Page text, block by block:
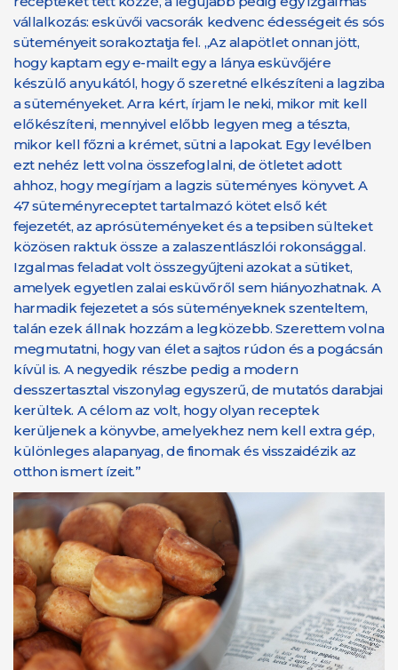
vállalkozás: esküvői vacsorák kedvenc édességeit és sós
süteményeit sorakoztatja fel. „Az alapötlet onnan jött,
hogy kaptam egy e-mailt egy a lánya esküvőjére
készülő anyukától, hogy ő szeretné elkészíteni a lagziba
a süteményeket. Arra kért, írjam le neki, mikor mit kell
előkészíteni, mennyivel előbb legyen meg a tészta,
mikor kell főzni a krémet, sütni a lapokat. Egy levélben
ezt nehéz lett volna összefoglalni, de ötletet adott
ahhoz, hogy megírjam a lagzis süteményes könyvet. A
47 süteményreceptet tartalmazó kötet első két
fejezetét, az aprósüteményeket és a tepsiben sülteket
közösen raktuk össze a zalaszentlászlói rokonsággal.
Izgalmas feladat volt összegyűjteni azokat a sütiket,
amelyek egyetlen zalai esküvőről sem hiányozhatnak. A
harmadik fejezetet a sós süteményeknek szenteltem,
talán ezek állnak hozzám a legközebb. Szerettem volna
megmutatni, hogy van élet a sajtos rúdon és a pogácsán
kívül is. A negyedik részbe pedig a modern
desszertasztal viszonylag egyszerű, de mutatós darabjai
kerültek. A célom az volt, hogy olyan receptek
kerüljenek a könyvbe, amelyekhez nem kell extra gép,
különleges alapanyag, de finomak és visszaidézik az
otthon ismert ízeit.”